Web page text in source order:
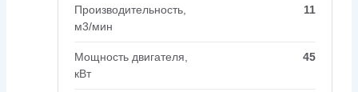
Производительность,
м3/мин
11
Мощность двигателя,
кВт
45